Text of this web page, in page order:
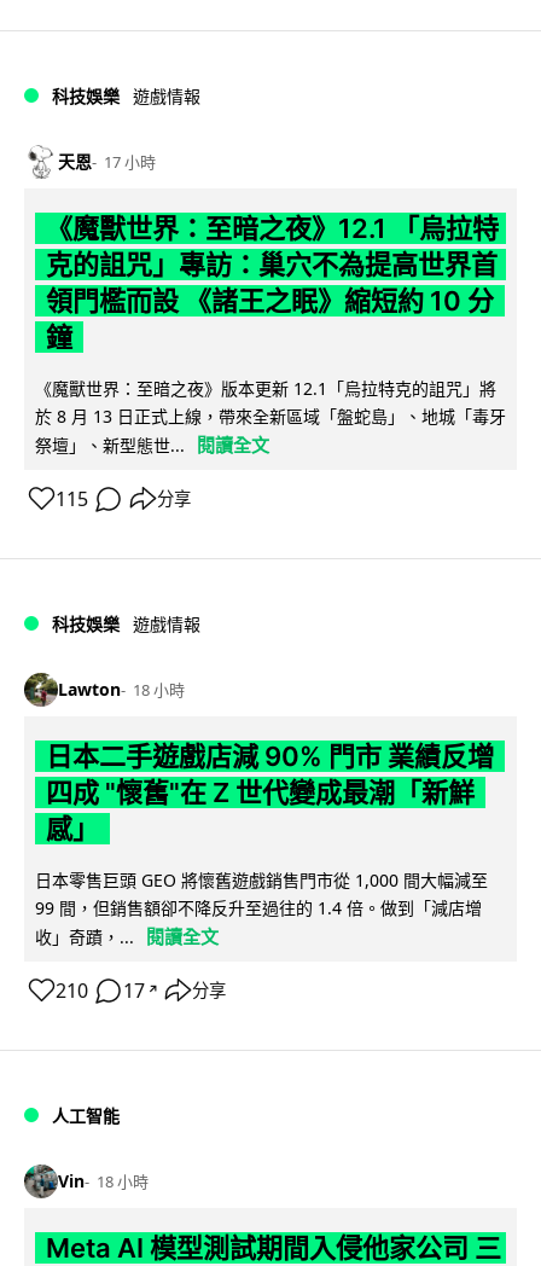
科技娛樂 遊戲情報
天恩 17 小時
《魔獸世界：至暗之夜》12.1 「烏拉特
克的詛咒」專訪：巢穴不為提高世界首
領門檻而設 《諸王之眠》縮短約 10 分
鐘
《魔獸世界：至暗之夜》版本更新 12.1「烏拉特克的詛咒」將
於 8 月 13 日正式上線，帶來全新區域「盤蛇島」、地城「毒牙
祭壇」、新型態世...
閱讀全文
115 分享
科技娛樂 遊戲情報
Lawton 18 小時
日本二手遊戲店減 90% 門市 業績反增
四成 "懷舊"在 Z 世代變成最潮「新鮮
感」
日本零售巨頭 GEO 將懷舊遊戲銷售門市從 1,000 間大幅減至
99 間，但銷售額卻不降反升至過往的 1.4 倍。做到「減店增
收」奇蹟，...
閱讀全文
210 17 ↗ 分享
人工智能
Vin 18 小時
Meta AI 模型測試期間入侵他家公司 三